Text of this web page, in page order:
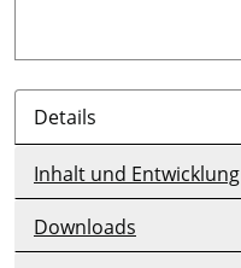
Details
Inhalt und Entwicklung
Downloads